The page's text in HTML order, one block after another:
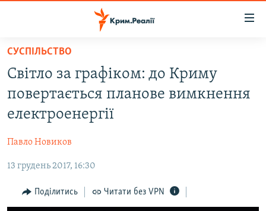
Перейти
основного
матеріалу
Перейти
до
основної
Перейти
пошуку
ВІДЕО ТА ФОТО
БЛОГИ
ПОГЛЯД
ІНТЕРВ'Ю
СУСПІЛЬСТВО
Світло за графіком: до Криму
повертається планове вимкнення
електроенергії
Павло Новиков
13 грудень 2017, 16:30
Поділитись Читати без VPN